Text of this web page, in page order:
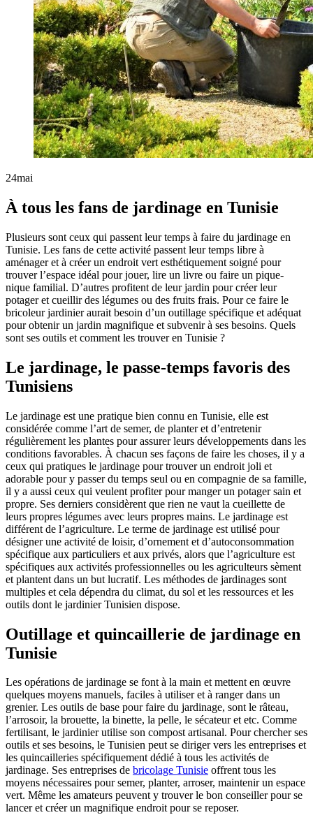
24mai
À tous les fans de jardinage en Tunisie
Plusieurs sont ceux qui passent leur temps à faire du jardinage en
Tunisie. Les fans de cette activité passent leur temps libre à
aménager et à créer un endroit vert esthétiquement soigné pour
trouver l’espace idéal pour jouer, lire un livre ou faire un pique-
nique familial. D’autres profitent de leur jardin pour créer leur
potager et cueillir des légumes ou des fruits frais. Pour ce faire le
bricoleur jardinier aurait besoin d’un outillage spécifique et adéquat
pour obtenir un jardin magnifique et subvenir à ses besoins. Quels
sont ses outils et comment les trouver en Tunisie ?
Le jardinage, le passe-temps favoris des
Tunisiens
Le jardinage est une pratique bien connu en Tunisie, elle est
considérée comme l’art de semer, de planter et d’entretenir
régulièrement les plantes pour assurer leurs développements dans les
conditions favorables. À chacun ses façons de faire les choses, il y a
ceux qui pratiques le jardinage pour trouver un endroit joli et
adorable pour y passer du temps seul ou en compagnie de sa famille,
il y a aussi ceux qui veulent profiter pour manger un potager sain et
propre. Ses derniers considèrent que rien ne vaut la cueillette de
leurs propres légumes avec leurs propres mains. Le jardinage est
différent de l’agriculture. Le terme de jardinage est utilisé pour
désigner une activité de loisir, d’ornement et d’autoconsommation
spécifique aux particuliers et aux privés, alors que l’agriculture est
spécifiques aux activités professionnelles ou les agriculteurs sèment
et plantent dans un but lucratif. Les méthodes de jardinages sont
multiples et cela dépendra du climat, du sol et les ressources et les
outils dont le jardinier Tunisien dispose.
Outillage et quincaillerie de jardinage en
Tunisie
Les opérations de jardinage se font à la main et mettent en œuvre
quelques moyens manuels, faciles à utiliser et à ranger dans un
grenier. Les outils de base pour faire du jardinage, sont le râteau,
l’arrosoir, la brouette, la binette, la pelle, le sécateur et etc. Comme
fertilisant, le jardinier utilise son compost artisanal. Pour chercher ses
outils et ses besoins, le Tunisien peut se diriger vers les entreprises et
les quincailleries spécifiquement dédié à tous les activités de
jardinage. Ses entreprises de bricolage Tunisie offrent tous les
moyens nécessaires pour semer, planter, arroser, maintenir un espace
vert. Même les amateurs peuvent y trouver le bon conseiller pour se
lancer et créer un magnifique endroit pour se reposer.